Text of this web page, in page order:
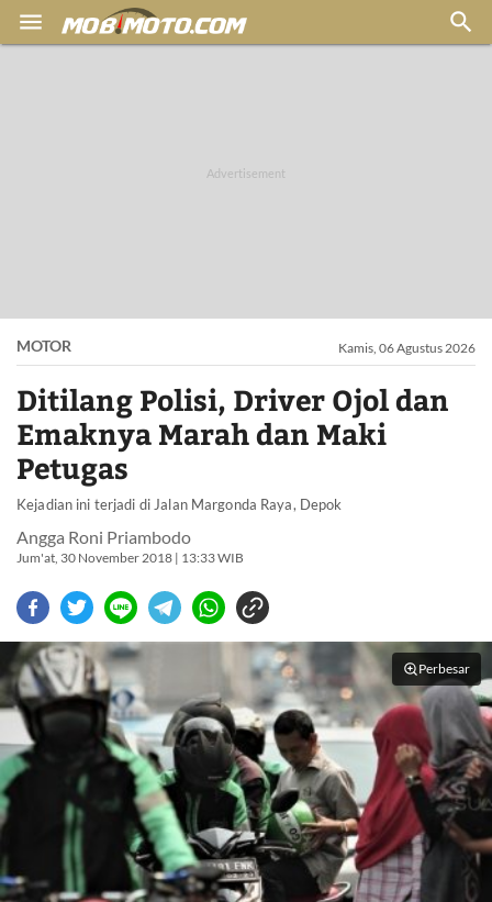
 
MOTOR Kamis, 06 Agustus 2026
Ditilang Polisi, Driver Ojol dan
Emaknya Marah dan Maki
Petugas
Kejadian ini terjadi di Jalan Margonda Raya, Depok
Angga Roni Priambodo
Jum'at, 30 November 2018 | 13:33 WIB
Perbesar